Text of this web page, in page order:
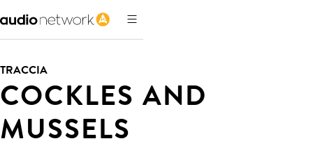
TRACCIA
COCKLES AND
MUSSELS